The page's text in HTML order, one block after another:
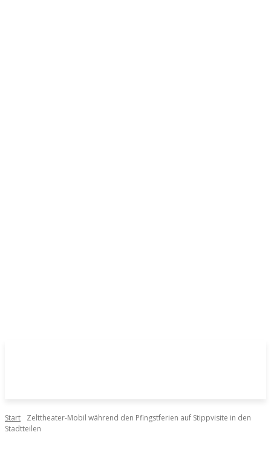
Start
Zelttheater-Mobil während den Pfingstferien auf Stippvisite in den
Stadtteilen